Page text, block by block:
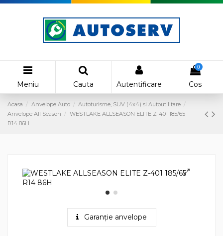
Meniu Cauta Autentificare
0
Cos
Acasa Anvelope Auto
Autoturisme, SUV (4x4) si Autoutilitare
Anvelope All Season
WESTLAKE ALLSEASON ELITE Z-401 185/65
R14 86H
Garanție anvelope